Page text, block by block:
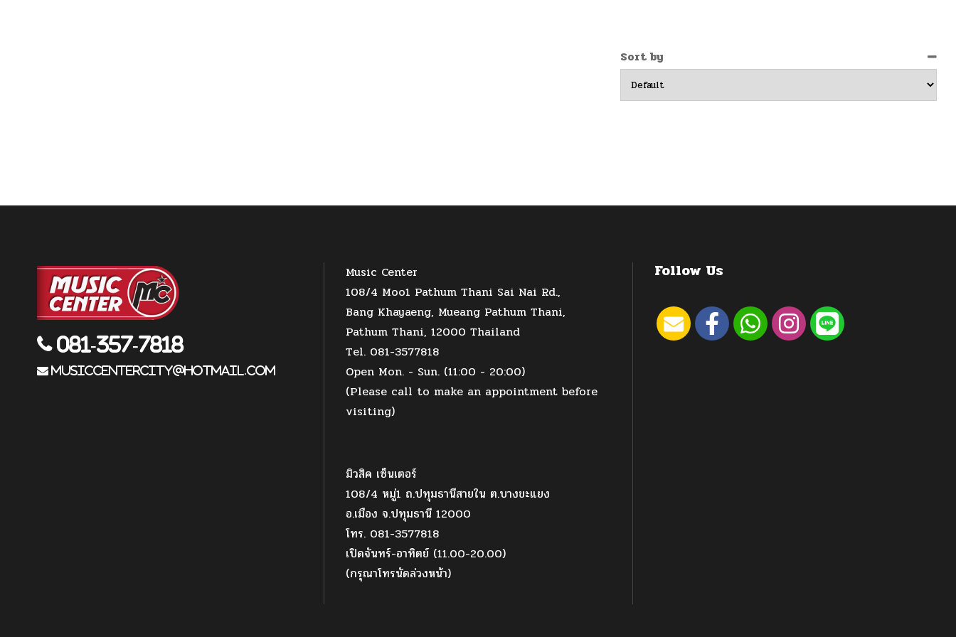
Sort by
081-357-7818
musiccentercity@hotmail.com
Music Center
108/4 Moo1 Pathum Thani Sai Nai Rd.,
Bang Khayaeng, Mueang Pathum Thani,
Pathum Thani, 12000 Thailand
Tel. 081-3577818
Open Mon. - Sun. (11:00 - 20:00)
(Please call to make an appointment before
visiting)
มิวสิค เซ็นเตอร์
108/4 หมู่1 ถ.ปทุมธานีสายใน ต.บางขะแยง
อ.เมือง จ.ปทุมธานี 12000
โทร. 081-3577818
เปิดจันทร์-อาทิตย์ (11.00-20.00)
(กรุณาโทรนัดล่วงหน้า)
Follow Us